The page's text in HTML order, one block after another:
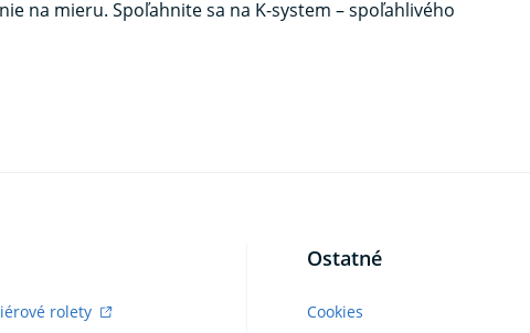
na mieru. Spoľahnite sa na K-system – spoľahlivého
rolety
Ostatné
Cookies